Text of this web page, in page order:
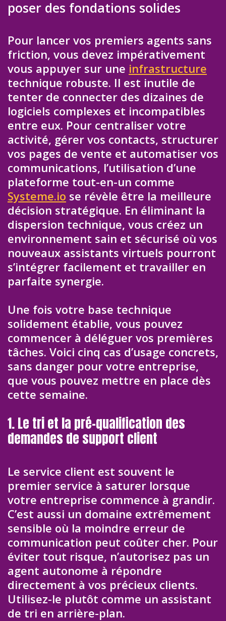
poser des fondations solides
Pour lancer vos premiers agents sans
friction, vous devez impérativement
vous appuyer sur une infrastructure
technique robuste. Il est inutile de
tenter de connecter des dizaines de
logiciels complexes et incompatibles
entre eux. Pour centraliser votre
activité, gérer vos contacts, structurer
vos pages de vente et automatiser vos
communications, l’utilisation d’une
plateforme tout-en-un comme
Systeme.io se révèle être la meilleure
décision stratégique. En éliminant la
dispersion technique, vous créez un
environnement sain et sécurisé où vos
nouveaux assistants virtuels pourront
s’intégrer facilement et travailler en
parfaite synergie.
Une fois votre base technique
solidement établie, vous pouvez
commencer à déléguer vos premières
tâches. Voici cinq cas d’usage concrets,
sans danger pour votre entreprise,
que vous pouvez mettre en place dès
cette semaine.
1. Le tri et la pré-qualification des
demandes de support client
Le service client est souvent le
premier service à saturer lorsque
votre entreprise commence à grandir.
C’est aussi un domaine extrêmement
sensible où la moindre erreur de
communication peut coûter cher. Pour
éviter tout risque, n’autorisez pas un
agent autonome à répondre
directement à vos précieux clients.
Utilisez-le plutôt comme un assistant
de tri en arrière-plan.